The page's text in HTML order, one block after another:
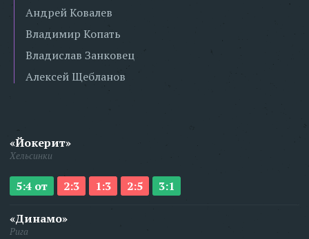
Андрей Ковалев
Владимир Копать
Владислав Занковец
Алексей Щебланов
«Йокерит»
Хельсинки
5:4 от 2:3 1:3 2:5 3:1
«Динамо»
Рига